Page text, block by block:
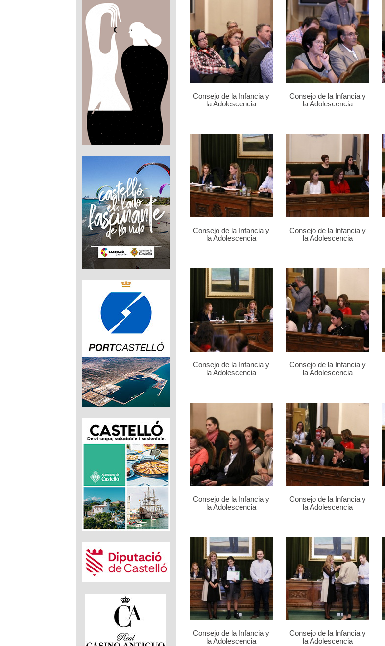
Consejo de la Infancia y
la Adolescencia
Consejo de la Infancia y
la Adolescencia
Consejo de la Infancia y
la Adolescencia
Consejo de la Infancia y
la Adolescencia
Consejo de la Infancia y
la Adolescencia
Consejo de la Infancia y
la Adolescencia
Consejo de la Infancia y
la Adolescencia
Consejo de la Infancia y
la Adolescencia
Consejo de la Infancia y
la Adolescencia
Consejo de la Infancia y
la Adolescencia